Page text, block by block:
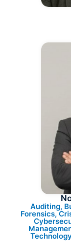
Auditing,
Forensics,